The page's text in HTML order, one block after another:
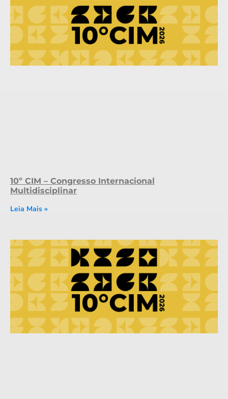
10º CIM – Congresso Internacional
Multidisciplinar
Leia Mais »